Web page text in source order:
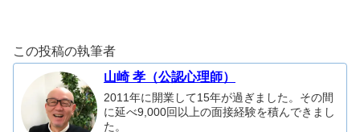
この投稿の執筆者
山崎 孝（公認心理師）
2011年に開業して15年が過ぎました。その間
に延べ9,000回以上の面接経験を積んできまし
た。